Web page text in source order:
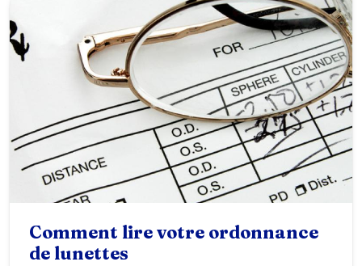
Comment lire votre ordonnance
de lunettes